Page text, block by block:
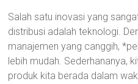
Salah satu inovasi yang
distribusi adalah teknologi.
manajemen yang canggih,
lebih mudah. Sederhananya,
produk kita berada dalam